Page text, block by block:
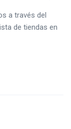
a través del
de tiendas en